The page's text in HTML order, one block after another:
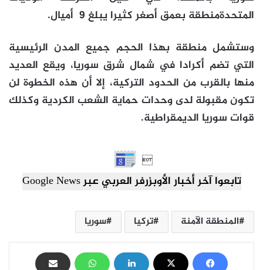
المتحدةمنطقة بعمق أصغر كثيرا يبلغ 9 أميال.
وستشمل منطقة بهذا الحجم جميع المدن الرئيسية
التي تضم أكرادا في شمال شرق سوريا، ويقع العديد
منها بالقرب من الحدود التركية، إلا أن هذه الخطوة لن
تكون مقبولة لدى وحدات حماية الشعب الكردية وكذلك
قوات سوريا الديمقراطية.

تابعوا آخر أخبار الأوبزرفر العربي عبر Google News
المنطقة الآمنة تركيا سوريا